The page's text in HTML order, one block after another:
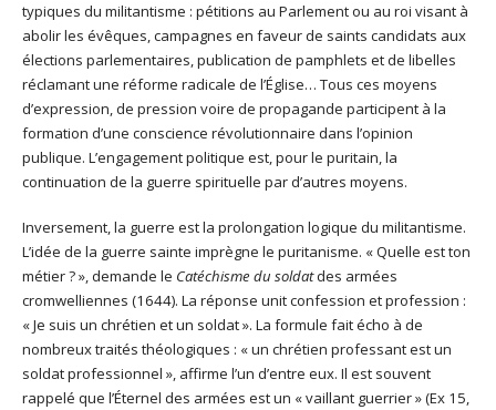
typiques du militantisme : pétitions au Parlement ou au roi visant à
abolir les évêques, campagnes en faveur de saints candidats aux
élections parlementaires, publication de pamphlets et de libelles
réclamant une réforme radicale de l’Église… Tous ces moyens
d’expression, de pression voire de propagande participent à la
formation d’une conscience révolutionnaire dans l’opinion
publique. L’engagement politique est, pour le puritain, la
continuation de la guerre spirituelle par d’autres moyens.
Inversement, la guerre est la prolongation logique du militantisme.
L’idée de la guerre sainte imprègne le puritanisme. « Quelle est ton
métier ? », demande le Catéchisme du soldatdes armées
cromwelliennes (1644). La réponse unit confession et profession :
« Je suis un chrétien et un soldat ». La formule fait écho à de
nombreux traités théologiques : « un chrétien professant est un
soldat professionnel », affirme l’un d’entre eux. Il est souvent
rappelé que l’Éternel des armées est un « vaillant guerrier » (Ex 15,